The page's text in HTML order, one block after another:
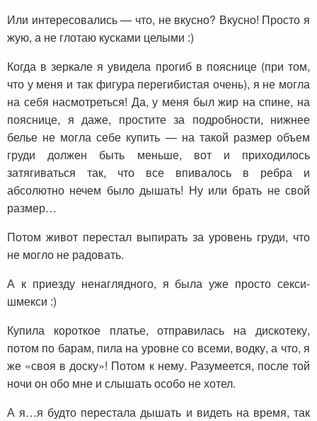
Или интересовались — что, не вкусно? Вкусно! Просто я
жую, а не глотаю кусками целыми :)
Когда в зеркале я увидела прогиб в пояснице (при том,
что у меня и так фигура перегибистая очень), я не могла
на себя насмотреться! Да, у меня был жир на спине, на
пояснице, я даже, простите за подробности, нижнее
белье не могла себе купить — на такой размер объем
груди должен быть меньше, вот и приходилось
затягиваться так, что все впивалось в ребра и
абсолютно нечем было дышать! Ну или брать не свой
размер…
Потом живот перестал выпирать за уровень груди, что
не могло не радовать.
А к приезду ненаглядного, я была уже просто секси-
шмекси :)
Купила короткое платье, отправилась на дискотеку,
потом по барам, пила на уровне со всеми, водку, а что, я
же «своя в доску»! Потом к нему. Разумеется, после той
ночи он обо мне и слышать особо не хотел.
А я…я будто перестала дышать и видеть на время, так